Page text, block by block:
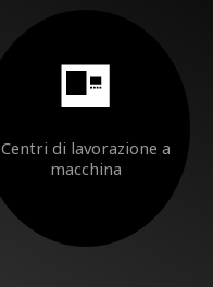
Centri di lavorazione a
macchina